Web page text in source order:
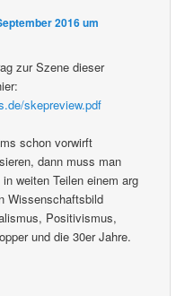
2016 um
zur Szene dieser
skepreview.pdf
schon vorwirft
dann muss man
weiten Teilen einem arg
Wissenschaftsbild
Positivismus,
und die 30er Jahre.